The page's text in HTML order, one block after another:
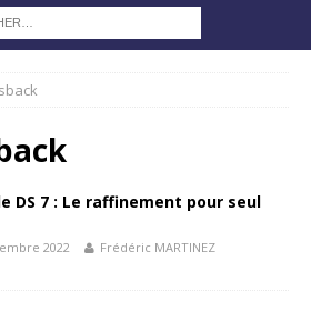
DS 7 : Le raffinement pour seul
2022 Frédéric MARTINEZ